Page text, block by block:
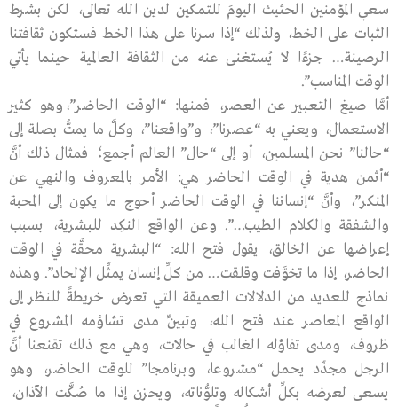
سعي المؤمنين الحثيث اليومَ للتمكين لدين الله تعالى، لكن بشرط
الثبات على الخط، ولذلك “إذا سرنا على هذا الخط فستكون ثقافتنا
الرصينة… جزءًا لا يُستغنى عنه من الثقافة العالمية حينما يأتي
الوقت المناسب”.
أمَّا صيغ التعبير عن العصر، فمنها: “الوقت الحاضر”،وهو كثير
الاستعمال، ويعني به “عصرنا”، و”واقعنا”، وكلَّ ما يمتُّ بصلة إلى
“حالنا” نحن المسلمين، أو إلى “حال” العالم أجمع؛ فمثال ذلك أنَّ
“أثمن هدية في الوقت الحاضر هي: الأمر بالمعروف والنهي عن
المنكر”، وأنَّ “إنساننا في الوقت الحاضر أحوج ما يكون إلى المحبة
والشفقة والكلام الطيب…”. وعن الواقع النكِد للبشرية، بسبب
إعراضها عن الخالق، يقول فتح الله: “البشرية محقَّة في الوقت
الحاضر، إذا ما تخوَّفت وقلقت… من كلِّ إنسان يمثِّل الإلحاد”. وهذه
نماذج للعديد من الدلالات العميقة التي تعرض خريطةً للنظر إلى
الواقع المعاصر عند فتح الله، وتبيِّن مدى تشاؤمه المشروع في
ظروف، ومدى تفاؤله الغالب في حالات، وهي مع ذلك تقنعنا أنَّ
الرجل مجدِّد يحمل “مشروعا، وبرنامجا” للوقت الحاضر، وهو
يسعى لعرضه بكلِّ أشكاله وتلوُّناته، ويحزن إذا ما صُكَّت الآذان،